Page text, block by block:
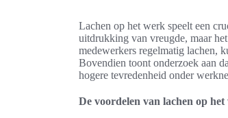
Lachen op het werk speelt een
uitdrukking van vreugde, maar
medewerkers regelmatig lachen,
Bovendien toont onderzoek aan
hogere tevredenheid onder
De voordelen van lachen op